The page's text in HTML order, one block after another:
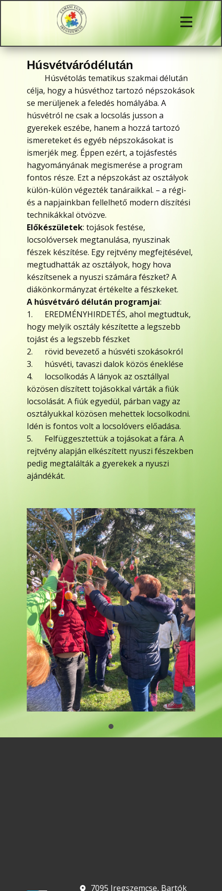
Húsvétváródélután
Húsvétolás tematikus szakmai délután
célja, hogy a húsvéthoz tartozó népszokások
se merüljenek a feledés homályába. A
húsvétról ne csak a locsolás jusson a
gyerekek eszébe, hanem a hozzá tartozó
ismereteket és egyéb népszokásokat is
ismerjék meg. Éppen ezért, a tojásfestés
hagyományának megismerése a program
fontos része. Ezt a népszokást az osztályok
külön-külön végezték tanáraikkal. – a régi-
és a napjainkban fellelhető modern díszítési
technikákkal ötvözve.
Előkészületek: tojások festése,
locsolóversek megtanulása, nyuszinak
fészek készítése. Egy rejtvény megfejtésével,
megtudhatták az osztályok, hogy hova
készítsenek a nyuszi számára fészket? A
diákönkormányzat értékelte a fészkeket.
A húsvétváró délután programjai:
1. EREDMÉNYHIRDETÉS, ahol megtudtuk,
hogy melyik osztály készítette a legszebb
tojást és a legszebb fészket
2. rövid bevezető a húsvéti szokásokról
3. húsvéti, tavaszi dalok közös éneklése
4. locsolkodás A lányok az osztállyal
közösen díszített tojásokkal várták a fiúk
locsolását. A fiúk egyedül, párban vagy az
osztályukkal közösen mehettek locsolkodni.
Idén is fontos volt a locsolóvers előadása.
5. Felfüggesztettük a tojásokat a fára. A
rejtvény alapján elkészített nyuszi fészekben
pedig megtalálták a gyerekek a nyuszi
ajándékát.
​ 7095 Iregszemcse, Bartók